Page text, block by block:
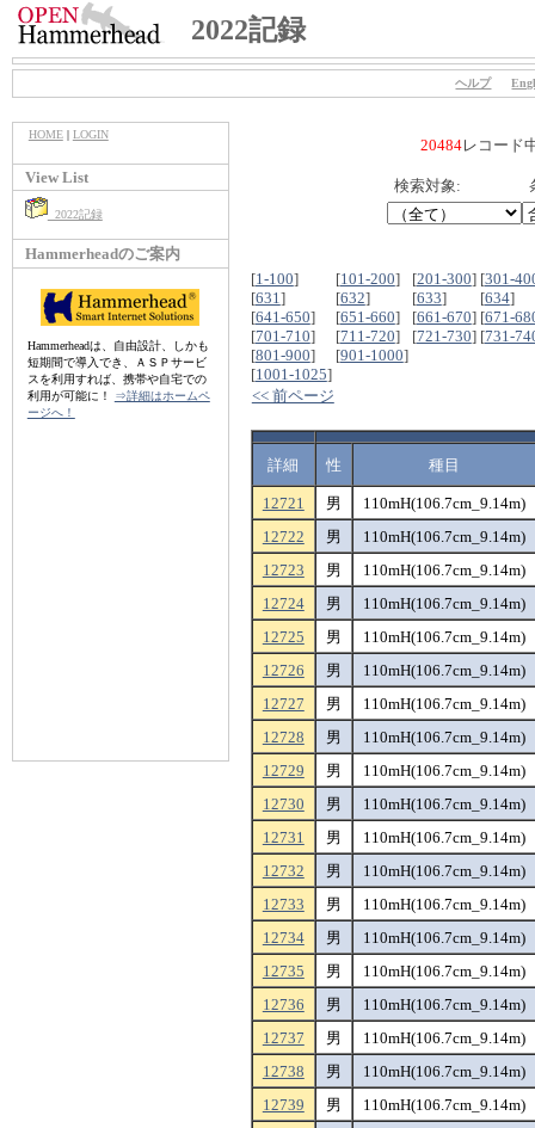
2022記録
ヘルプ
HOME| LOGIN
View List
2022記録
Hammerheadのご案内
Hammerheadは、自由設計、しかも
短期間で導入でき、ＡＳＰサービ
スを利用すれば、携帯や自宅での
利用が可能に！
⇒詳細はホームペ
ージへ！
20484レコード
検索対象:
[1-100] [101-200] [201-300] [301-
[631] [632] [633] [634]
[641-650] [651-660] [661-670] [671-
[701-710] [711-720] [721-730] [731-
[801-900] [901-1000]
[1001-1025]
<< 前ページ
詳細 性 種目
12721 男
110mH(106.7cm_9.14m)
12722
男
110mH(106.7cm_9.14m)
12723
男
110mH(106.7cm_9.14m)
12724
男
110mH(106.7cm_9.14m)
12725
男
110mH(106.7cm_9.14m)
12726
男
110mH(106.7cm_9.14m)
12727
男
110mH(106.7cm_9.14m)
12728
男
110mH(106.7cm_9.14m)
12729
男
110mH(106.7cm_9.14m)
12730
男
110mH(106.7cm_9.14m)
12731
男
110mH(106.7cm_9.14m)
12732
男
110mH(106.7cm_9.14m)
12733
男
110mH(106.7cm_9.14m)
12734
男
110mH(106.7cm_9.14m)
12735
男
110mH(106.7cm_9.14m)
12736
男
110mH(106.7cm_9.14m)
12737
男
110mH(106.7cm_9.14m)
12738
男
110mH(106.7cm_9.14m)
12739
男
110mH(106.7cm_9.14m)